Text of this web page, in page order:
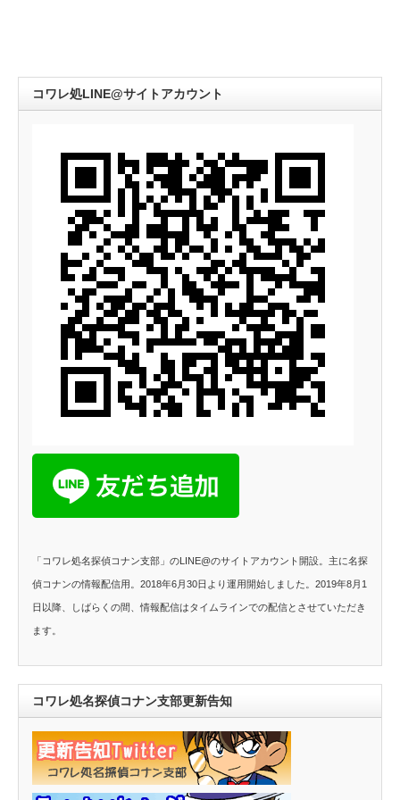
コワレ処LINE@サイトアカウント
「コワレ処名探偵コナン支部」のLINE@のサイトアカウント開設。主に名探
偵コナンの情報配信用。2018年6月30日より運用開始しました。2019年8月1
日以降、しばらくの間、情報配信はタイムラインでの配信とさせていただき
ます。
コワレ処名探偵コナン支部更新告知